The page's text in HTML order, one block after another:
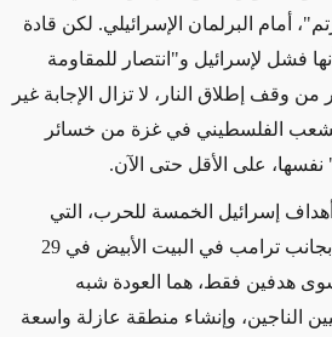
أمام البرلمان الإسرائيلي. لكن قادة
فشل لإسرائيل و"انتصار للمقاومة
من وقف إطلاق النار، لا تزال الإجابة غير
الفلسطيني في غزة من خسائر
على الأقل حتى الآن.
إسرائيل الخمسة للحرب، التي
حددها نتنياهو عندما وقف بجانب ترامب في البيت الأبيض في 29
هدفين فقط، هما العودة شبه
الناجين، وإنشاء منطقة عازلة واسعة